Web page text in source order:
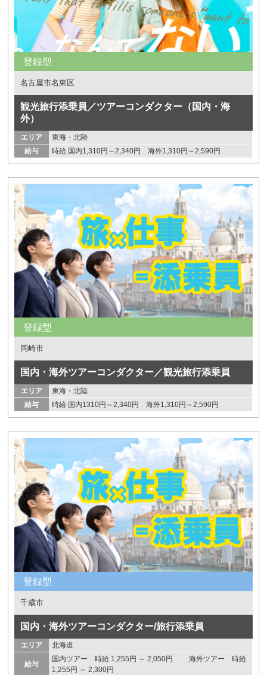
登録型
名古屋市名東区
観光旅行添乗員／ツアーコンダクター（国内・海
外）
エリア
東海・北陸
給与
時給 国内1,310円～2,340円 海外1,310円～2,590円
登録型
岡崎市
国内・海外ツアーコンダクター／観光旅行添乗員
エリア
東海・北陸
給与
時給 国内1310円～2,340円 海外1,310円～2,590円
登録型
千歳市
国内・海外ツアーコンダクター/旅行添乗員
エリア 北海道
給与
国内ツアー 時給 1,255円 ～ 2,050円 海外ツアー 時給
1,255円 ～ 2,300円